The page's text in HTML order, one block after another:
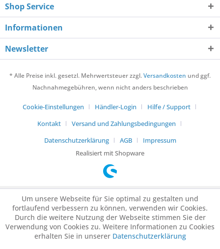
Shop Service
Informationen
Newsletter
* Alle Preise inkl. gesetzl. Mehrwertsteuer zzgl.Versandkosten und ggf.
Nachnahmegebühren, wenn nicht anders beschrieben
Cookie-Einstellungen Händler-Login
Hilfe / Support
Kontakt
Versand und Zahlungsbedingungen
Datenschutzerklärung
AGB
Impressum
Realisiert mit Shopware
Um unsere Webseite für Sie optimal zu gestalten und
fortlaufend verbessern zu können, verwenden wir Cookies.
Durch die weitere Nutzung der Webseite stimmen Sie der
Verwendung von Cookies zu. Weitere Informationen zu Cookies
erhalten Sie in unserer Datenschutzerklärung